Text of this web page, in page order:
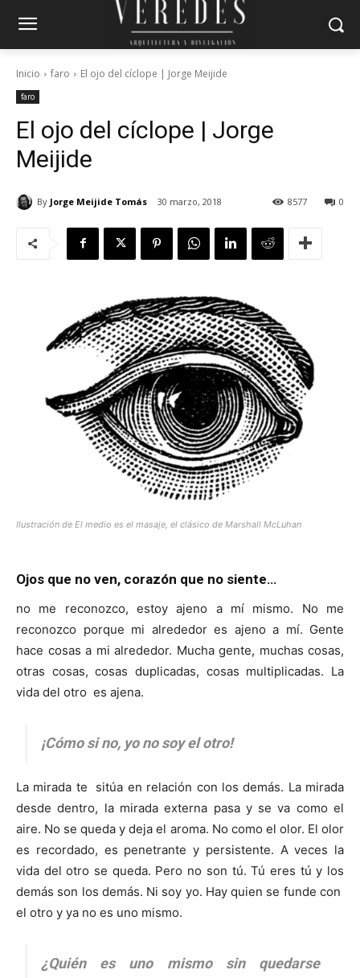
Inicio faro El ojo del cíclope | Jorge Meijide
faro
El ojo del cíclope | Jorge
Meijide
By Jorge Meijide Tomás 30 marzo, 2018 0
8577
Ilustración de El medio es el masaje, el clásico de Marshall McLuhan
Ojos que no ven, corazón que no siente…
no me reconozco, estoy ajeno a mí mismo. No me
reconozco porque mi alrededor es ajeno a mí. Gente
hace cosas a mi alrededor. Mucha gente, muchas cosas,
otras cosas, cosas duplicadas, cosas multiplicadas. La
vida del otro es ajena.
¡Cómo si no, yo no soy el otro!
La mirada te sitúa en relación con los demás. La mirada
desde dentro, la mirada externa pasa y se va como el
aire. No se queda y deja el aroma. No como el olor. El olor
es recordado, es penetrante y persistente. A veces la
vida del otro se queda. Pero no son tú. Tú eres tú y los
demás son los demás. Ni soy yo. Hay quien se funde con
el otro y ya no es uno mismo.
¿Quién es uno mismo sin quedarse